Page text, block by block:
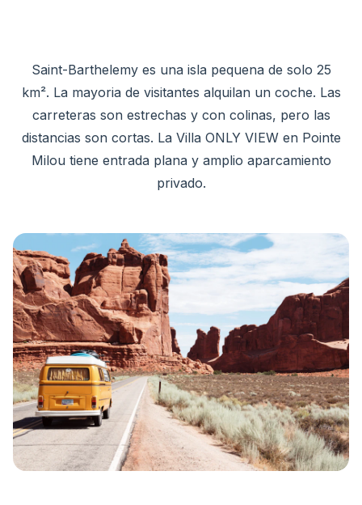
Saint-Barthelemy es una isla pequena de solo 25
km². La mayoria de visitantes alquilan un coche. Las
carreteras son estrechas y con colinas, pero las
distancias son cortas. La Villa ONLY VIEW en Pointe
Milou tiene entrada plana y amplio aparcamiento
privado.